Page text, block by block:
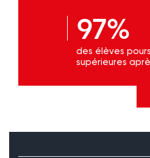
97%
des élèves
supérieures